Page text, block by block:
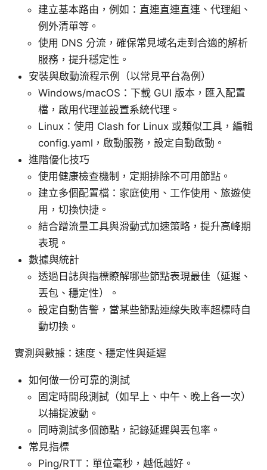
建立基本路由，例如：直連直連直連、代理組、
例外清單等。
使用 DNS 分流，確保常見域名走到合適的解析
服務，提升穩定性。
安裝與啟動流程示例（以常見平台為例）
Windows/macOS：下載 GUI 版本，匯入配置
檔，啟用代理並設置系統代理。
Linux：使用 Clash for Linux 或類似工具，編輯
config.yaml，啟動服務，設定自動啟動。
進階優化技巧
使用健康檢查機制，定期排除不可用節點。
建立多個配置檔：家庭使用、工作使用、旅遊使
用，切換快捷。
結合蹭流量工具與滑動式加速策略，提升高峰期
表現。
數據與統計
透過日誌與指標瞭解哪些節點表現最佳（延遲、
丟包、穩定性）。
設定自動告警，當某些節點連線失敗率超標時自
動切換。
實測與數據：速度、穩定性與延遲
如何做一份可靠的測試
固定時間段測試（如早上、中午、晚上各一次）
以捕捉波動。
同時測試多個節點，記錄延遲與丟包率。
常見指標
Ping/RTT：單位毫秒，越低越好。